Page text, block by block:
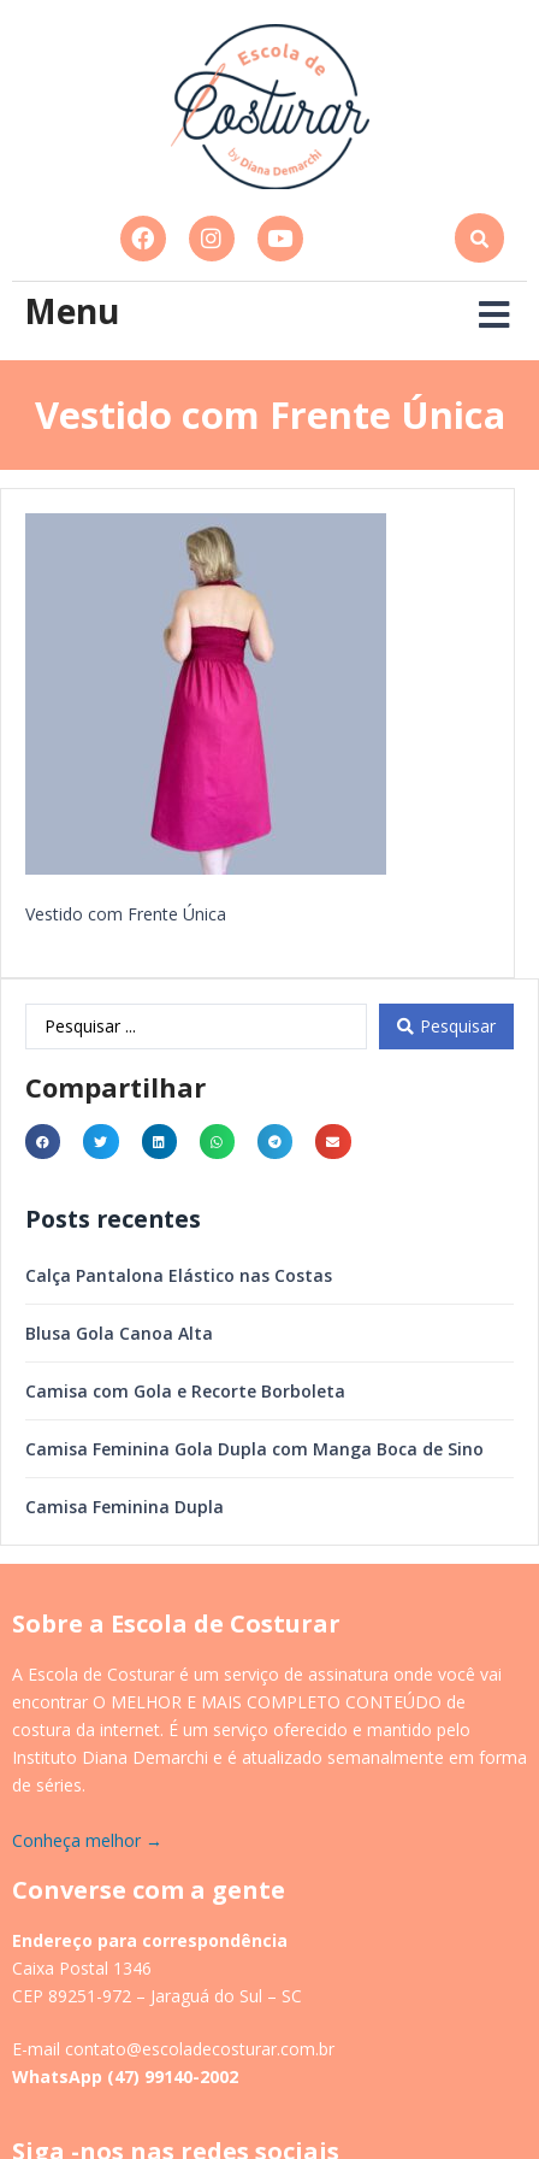
Menu
Vestido com Frente Única
Vestido com Frente Única
Pesquisar
Compartilhar
Posts recentes
Calça Pantalona Elástico nas Costas
Blusa Gola Canoa Alta
Camisa com Gola e Recorte Borboleta
Camisa Feminina Gola Dupla com Manga Boca de Sino
Camisa Feminina Dupla
Sobre a Escola de Costurar
A Escola de Costurar é um serviço de assinatura onde você vai
encontrar O MELHOR E MAIS COMPLETO CONTEÚDO de
costura da internet. É um serviço oferecido e mantido pelo
Instituto Diana Demarchi e é atualizado semanalmente em forma
de séries.
Conheça melhor →
Converse com a gente
Endereço para correspondência
Caixa Postal 1346
CEP 89251-972 – Jaraguá do Sul – SC
E-mail contato@escoladecosturar.com.br
WhatsApp (47) 99140-2002
Siga -nos nas redes sociais